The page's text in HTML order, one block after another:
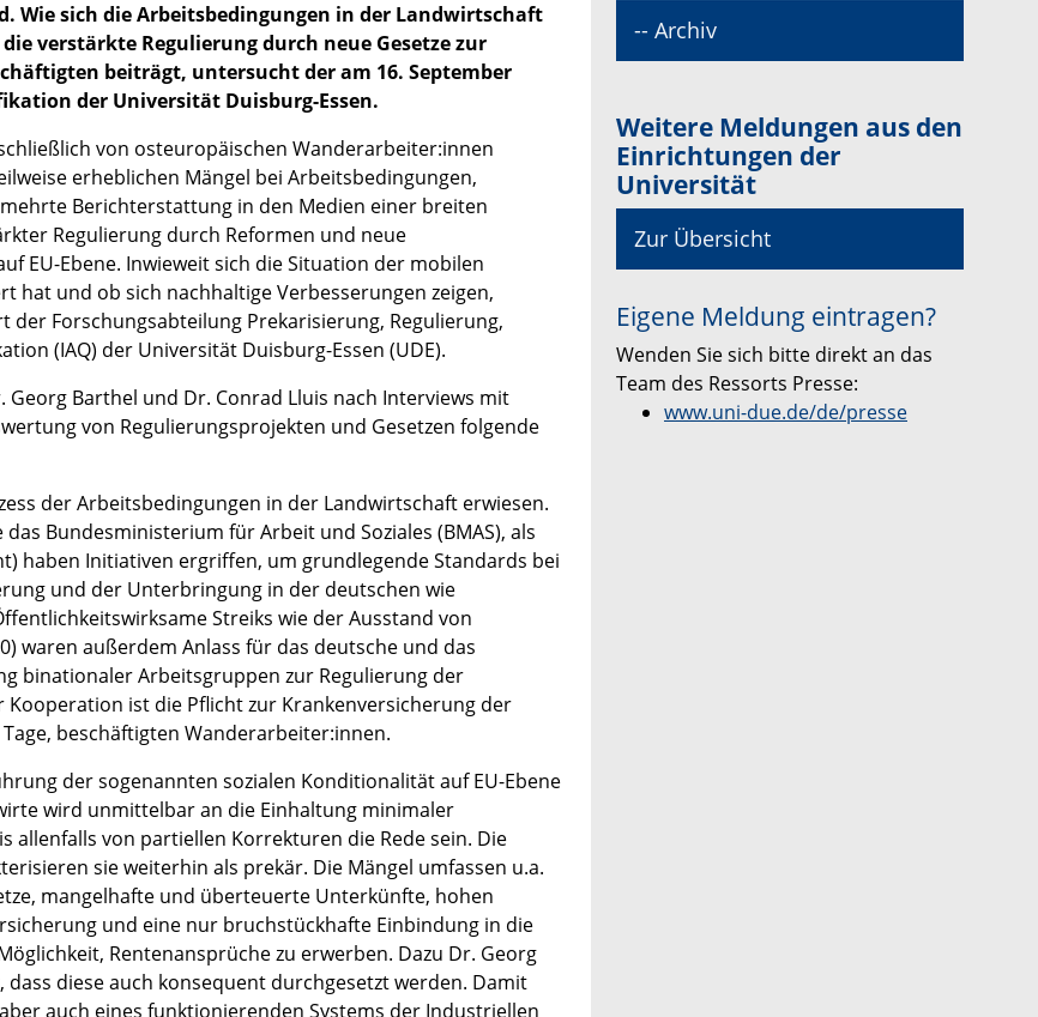
Wie sich die Arbeitsbedingungen in der Landwirtschaft
verstärkte Regulierung durch neue Gesetze zur
beiträgt, untersucht der am 16. September
der Universität Duisburg-Essen.
von osteuropäischen Wanderarbeiter:innen
erheblichen Mängel bei Arbeitsbedingungen,
Berichterstattung in den Medien einer breiten
Regulierung durch Reformen und neue
EU-Ebene. Inwieweit sich die Situation der mobilen
hat und ob sich nachhaltige Verbesserungen zeigen,
Forschungsabteilung Prekarisierung, Regulierung,
(IAQ) der Universität Duisburg-Essen (UDE).
Barthel und Dr. Conrad Lluis nach Interviews mit
von Regulierungsprojekten und Gesetzen folgende
der Arbeitsbedingungen in der Landwirtschaft erwiesen.
Bundesministerium für Arbeit und Soziales (BMAS), als
haben Initiativen ergriffen, um grundlegende Standards bei
und der Unterbringung in der deutschen wie
Streiks wie der Ausstand von
waren außerdem Anlass für das deutsche und das
binationaler Arbeitsgruppen zur Regulierung der
ist die Pflicht zur Krankenversicherung der
beschäftigten Wanderarbeiter:innen.
der sogenannten sozialen Konditionalität auf EU-Ebene
wird unmittelbar an die Einhaltung minimaler
von partiellen Korrekturen die Rede sein. Die
sie weiterhin als prekär. Die Mängel umfassen u.a.
mangelhafte und überteuerte Unterkünfte, hohen
und eine nur bruchstückhafte Einbindung in die
Rentenansprüche zu erwerben. Dazu Dr. Georg
diese auch konsequent durchgesetzt werden. Damit
auch eines funktionierenden Systems der Industriellen
-- Archiv
Weitere Meldungen aus den
Einrichtungen der
Universität
Zur Übersicht
Eigene Meldung eintragen?
Wenden Sie sich bitte direkt an das
Team des Ressorts Presse:
www.uni-due.de/de/presse